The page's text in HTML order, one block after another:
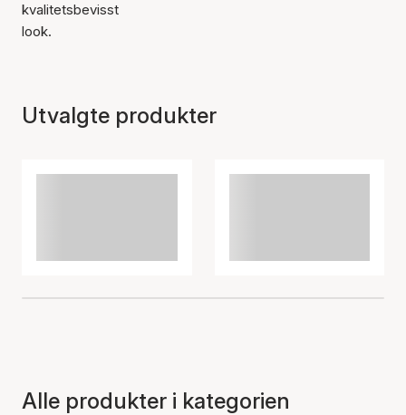
kvalitetsbevisst
look.
Utvalgte produkter
Alle produkter i kategorien